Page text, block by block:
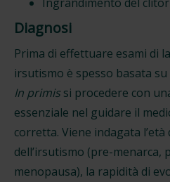
Diagnosi
Prima di effettuare esami di
irsutismo è spesso basata su
In primis si procedere con
essenziale nel guidare il
corretta. Viene indagata l’età
dell’irsutismo (pre-menarca,
menopausa), la rapidità di